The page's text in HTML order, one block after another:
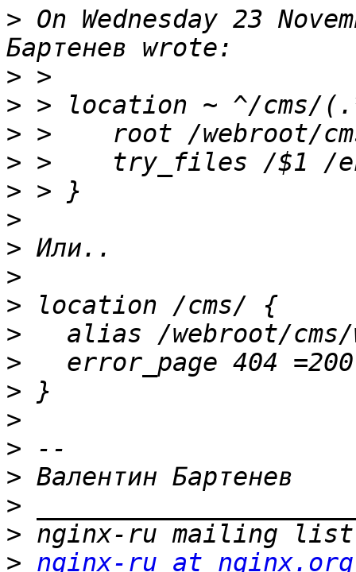
> On Wednesday 23
>
>
>
>
>
>
>
>
>
>
>
>
>
>
>
>
>
> nginx-ru at nginx.org